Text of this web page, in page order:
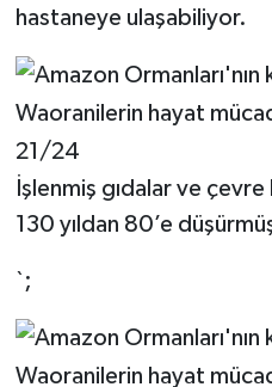
hastaneye ulaşabiliyor.
21/24
İşlenmiş gıdalar ve
130 yıldan 80’e
`;